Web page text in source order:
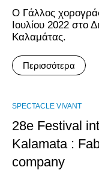
Ο Γάλλος
Ιουλίου 2022 στο
Καλαμάτας.
Περισσότερα
SPECTACLE VIVANT
28e Festival
Kalamata :
company